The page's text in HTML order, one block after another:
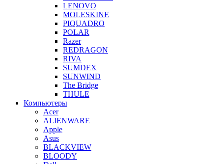
LENOVO
MOLESKINE
PIQUADRO
POLAR
Razer
REDRAGON
RIVA
SUMDEX
SUNWIND
The Bridge
THULE
Компьютеры
Acer
ALIENWARE
Apple
Asus
BLACKVIEW
BLOODY